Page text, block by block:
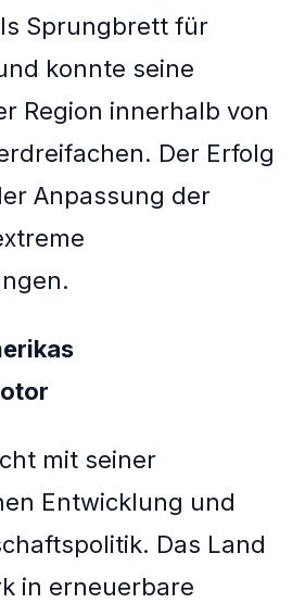
Sprungbrett für
konnte seine
Region innerhalb von
Der Erfolg
Anpassung der
mit seiner
Entwicklung und
Das Land
in erneuerbare